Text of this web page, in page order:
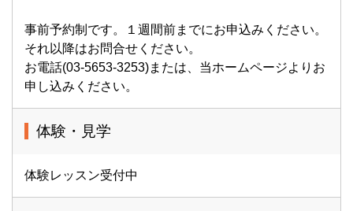
事前予約制です。１週間前までにお申込みください。
それ以降はお問合せください。
お電話(03-5653-3253)または、当ホームページよりお
申し込みください。
体験・見学
体験レッスン受付中